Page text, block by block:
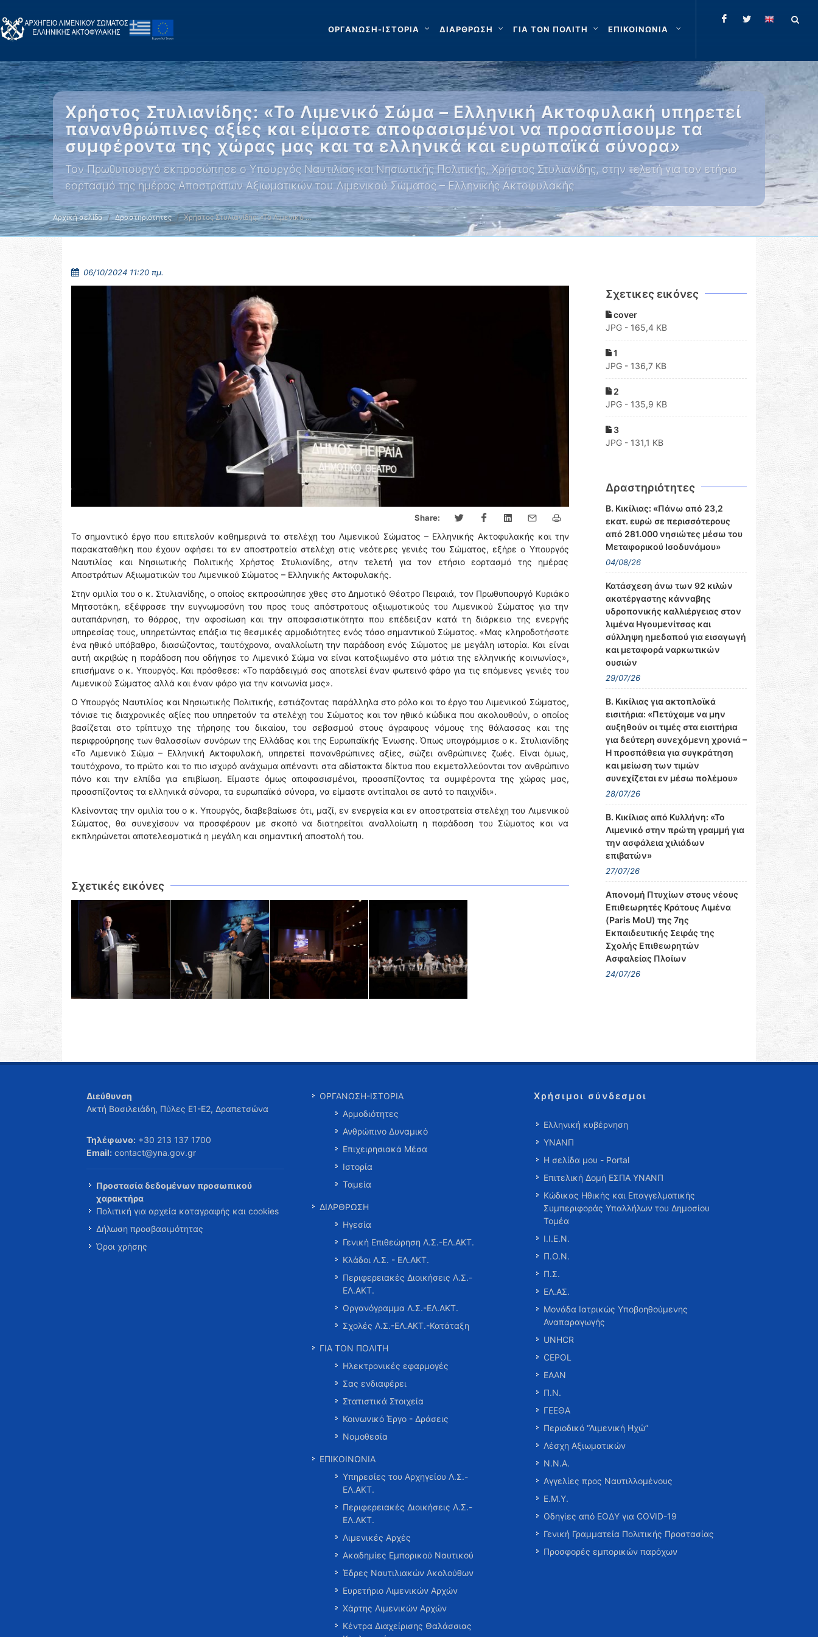
ΟΡΓΑΝΩΣΗ-ΙΣΤΟΡΙΑ ΔΙΑΡΘΡΩΣΗ ΓΙΑ ΤΟΝ ΠΟΛΙΤΗ ΕΠΙΚΟΙΝΩΝΙΑ
Χρήστος Στυλιανίδης: «Το Λιμενικό Σώμα – Ελληνική Ακτοφυλακή υπηρετεί
πανανθρώπινες αξίες και είμαστε αποφασισμένοι να προασπίσουμε τα
συμφέροντα της χώρας μας και τα ελληνικά και ευρωπαϊκά σύνορα»
Τον Πρωθυπουργό εκπροσώπησε ο Υπουργός Ναυτιλίας και Νησιωτικής Πολιτικής, Χρήστος Στυλιανίδης, στην τελετή για τον ετήσιο
εορτασμό της ημέρας Αποστράτων Αξιωματικών του Λιμενικού Σώματος – Ελληνικής Ακτοφυλακής
Αρχική σελίδα Δραστηριότητες Χρήστος Στυλιανίδης: «Το Λιμενικό …
06/10/2024 11:20 πμ.
Share:
Το σημαντικό έργο που επιτελούν καθημερινά τα στελέχη του Λιμενικού Σώματος – Ελληνικής Ακτοφυλακής και την
παρακαταθήκη που έχουν αφήσει τα εν αποστρατεία στελέχη στις νεότερες γενιές του Σώματος, εξήρε ο Υπουργός
Ναυτιλίας και Νησιωτικής Πολιτικής Χρήστος Στυλιανίδης, στην τελετή για τον ετήσιο εορτασμό της ημέρας
Αποστράτων Αξιωματικών του Λιμενικού Σώματος – Ελληνικής Ακτοφυλακής.
Στην ομιλία του ο κ. Στυλιανίδης, ο οποίος εκπροσώπησε χθες στο Δημοτικό Θέατρο Πειραιά, τον Πρωθυπουργό Κυριάκο
Μητσοτάκη, εξέφρασε την ευγνωμοσύνη του προς τους απόστρατους αξιωματικούς του Λιμενικού Σώματος για την
αυταπάρνηση, το θάρρος, την αφοσίωση και την αποφασιστικότητα που επέδειξαν κατά τη διάρκεια της ενεργής
υπηρεσίας τους, υπηρετώντας επάξια τις θεσμικές αρμοδιότητες ενός τόσο σημαντικού Σώματος. «Μας κληροδοτήσατε
ένα ηθικό υπόβαθρο, διασώζοντας, ταυτόχρονα, αναλλοίωτη την παράδοση ενός Σώματος με μεγάλη ιστορία. Και είναι
αυτή ακριβώς η παράδοση που οδήγησε το Λιμενικό Σώμα να είναι καταξιωμένο στα μάτια της ελληνικής κοινωνίας»,
επισήμανε ο κ. Υπουργός. Και πρόσθεσε: «Το παράδειγμά σας αποτελεί έναν φωτεινό φάρο για τις επόμενες γενιές του
Λιμενικού Σώματος αλλά και έναν φάρο για την κοινωνία μας».
Ο Υπουργός Ναυτιλίας και Νησιωτικής Πολιτικής, εστιάζοντας παράλληλα στο ρόλο και το έργο του Λιμενικού Σώματος,
τόνισε τις διαχρονικές αξίες που υπηρετούν τα στελέχη του Σώματος και τον ηθικό κώδικα που ακολουθούν, ο οποίος
βασίζεται στο τρίπτυχο της τήρησης του δικαίου, του σεβασμού στους άγραφους νόμους της θάλασσας και της
περιφρούρησης των θαλασσίων συνόρων της Ελλάδας και της Ευρωπαϊκής Ένωσης. Όπως υπογράμμισε ο κ. Στυλιανίδης
«Το Λιμενικό Σώμα – Ελληνική Ακτοφυλακή, υπηρετεί πανανθρώπινες αξίες, σώζει ανθρώπινες ζωές. Είναι όμως,
ταυτόχρονα, το πρώτο και το πιο ισχυρό ανάχωμα απέναντι στα αδίστακτα δίκτυα που εκμεταλλεύονται τον ανθρώπινο
πόνο και την ελπίδα για επιβίωση. Είμαστε όμως αποφασισμένοι, προασπίζοντας τα συμφέροντα της χώρας μας,
προασπίζοντας τα ελληνικά σύνορα, τα ευρωπαϊκά σύνορα, να είμαστε αντίπαλοι σε αυτό το παιχνίδι».
Κλείνοντας την ομιλία του ο κ. Υπουργός, διαβεβαίωσε ότι, μαζί, εν ενεργεία και εν αποστρατεία στελέχη του Λιμενικού
Σώματος, θα συνεχίσουν να προσφέρουν με σκοπό να διατηρείται αναλλοίωτη η παράδοση του Σώματος και να
εκπληρώνεται αποτελεσματικά η μεγάλη και σημαντική αποστολή του.
Σχετικές εικόνες
Σχετικες εικόνες
cover
JPG - 165,4 KB
1
JPG - 136,7 KB
2
JPG - 135,9 KB
3
JPG - 131,1 KB
Δραστηριότητες
Β. Κικίλιας: «Πάνω από 23,2
εκατ. ευρώ σε περισσότερους
από 281.000 νησιώτες μέσω του
Μεταφορικού Ισοδυνάμου»
04/08/26
Κατάσχεση άνω των 92 κιλών
ακατέργαστης κάνναβης
υδροπονικής καλλιέργειας στον
λιμένα Ηγουμενίτσας και
σύλληψη ημεδαπού για εισαγωγή
και μεταφορά ναρκωτικών
ουσιών
29/07/26
Β. Κικίλιας για ακτοπλοϊκά
εισιτήρια: «Πετύχαμε να μην
αυξηθούν οι τιμές στα εισιτήρια
για δεύτερη συνεχόμενη χρονιά –
Η προσπάθεια για συγκράτηση
και μείωση των τιμών
συνεχίζεται εν μέσω πολέμου»
28/07/26
Β. Κικίλιας από Κυλλήνη: «Το
Λιμενικό στην πρώτη γραμμή για
την ασφάλεια χιλιάδων
επιβατών»
27/07/26
Απονομή Πτυχίων στους νέους
Επιθεωρητές Κράτους Λιμένα
(Paris MoU) της 7ης
Εκπαιδευτικής Σειράς της
Σχολής Επιθεωρητών
Ασφαλείας Πλοίων
24/07/26
Διεύθυνση
Ακτή Βασιλειάδη, Πύλες Ε1-Ε2, Δραπετσώνα
Τηλέφωνο: +30 213 137 1700
Email: contact@yna.gov.gr
Προστασία δεδομένων προσωπικού
χαρακτήρα
Πολιτική για αρχεία καταγραφής και cookies
Δήλωση προσβασιμότητας
Όροι χρήσης
ΟΡΓΑΝΩΣΗ-ΙΣΤΟΡΙΑ
Αρμοδιότητες
Ανθρώπινο Δυναμικό
Επιχειρησιακά Μέσα
Ιστορία
Ταμεία
ΔΙΑΡΘΡΩΣΗ
Ηγεσία
Γενική Επιθεώρηση Λ.Σ.-ΕΛ.ΑΚΤ.
Κλάδοι Λ.Σ. - ΕΛ.ΑΚΤ.
Περιφερειακές Διοικήσεις Λ.Σ.-
ΕΛ.ΑΚΤ.
Οργανόγραμμα Λ.Σ.-ΕΛ.ΑΚΤ.
Σχολές Λ.Σ.-ΕΛ.ΑΚΤ.-Κατάταξη
ΓΙΑ ΤΟΝ ΠΟΛΙΤΗ
Ηλεκτρονικές εφαρμογές
Σας ενδιαφέρει
Στατιστικά Στοιχεία
Κοινωνικό Έργο - Δράσεις
Νομοθεσία
ΕΠΙΚΟΙΝΩΝΙΑ
Υπηρεσίες του Αρχηγείου Λ.Σ.-
ΕΛ.ΑΚΤ.
Περιφερειακές Διοικήσεις Λ.Σ.-
ΕΛ.ΑΚΤ.
Λιμενικές Αρχές
Ακαδημίες Εμπορικού Ναυτικού
Έδρες Ναυτιλιακών Ακολούθων
Ευρετήριο Λιμενικών Αρχών
Χάρτης Λιμενικών Αρχών
Κέντρα Διαχείρισης Θαλάσσιας
Χρήσιμοι σύνδεσμοι
Ελληνική κυβέρνηση
ΥΝΑΝΠ
Η σελίδα μου - Portal
Επιτελική Δομή ΕΣΠΑ ΥΝΑΝΠ
Κώδικας Ηθικής και Επαγγελματικής
Συμπεριφοράς Υπαλλήλων του Δημοσίου
Τομέα
Ι.Ι.Ε.Ν.
Π.Ο.Ν.
Π.Σ.
ΕΛ.ΑΣ.
Μονάδα Ιατρικώς Υποβοηθούμενης
Αναπαραγωγής
UNHCR
CEPOL
ΕΑΑΝ
Π.Ν.
ΓΕΕΘΑ
Περιοδικό “Λιμενική Ηχώ”
Λέσχη Αξιωματικών
Ν.Ν.Α.
Αγγελίες προς Ναυτιλλομένους
Ε.Μ.Υ.
Οδηγίες από ΕΟΔΥ για COVID-19
Γενική Γραμματεία Πολιτικής Προστασίας
Προσφορές εμπορικών παρόχων